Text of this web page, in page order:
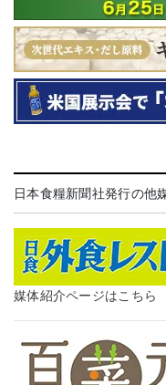
日本食糧新聞社発行の他
媒体紹介ページはこちら